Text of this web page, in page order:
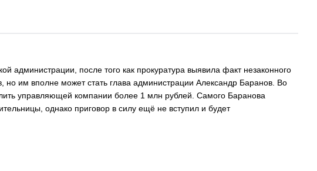
администрации, после того как прокуратура выявила факт незаконного
им вполне может стать глава администрации Александр Баранов. Во
управляющей компании более 1 млн рублей. Самого Баранова
однако приговор в силу ещё не вступил и будет